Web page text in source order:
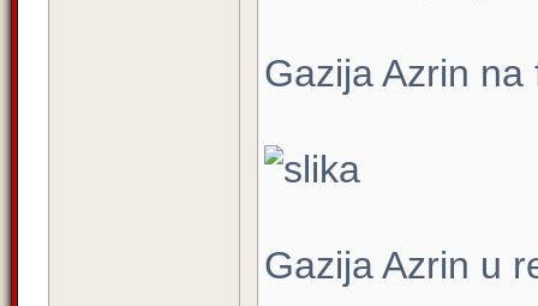
Gazija Azrin
Gazija Azrin u